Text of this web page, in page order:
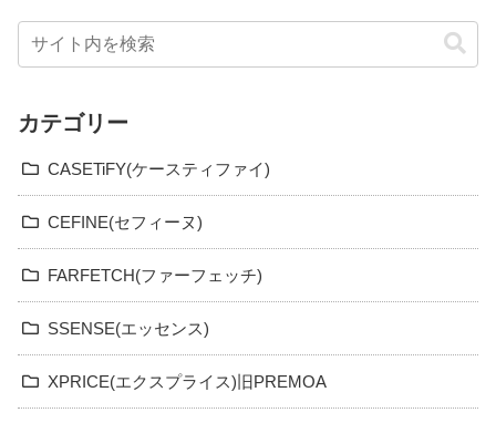
カテゴリー
CASETiFY(ケースティファイ)
CEFINE(セフィーヌ)
FARFETCH(ファーフェッチ)
SSENSE(エッセンス)
XPRICE(エクスプライス)旧PREMOA